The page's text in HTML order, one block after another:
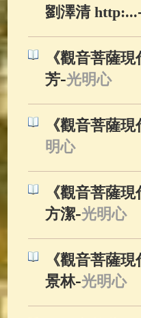
劉澤清 http:...
《觀音菩薩
芳-光明心
《觀音菩薩
明心
《觀音菩薩
方潔-光明心
《觀音菩薩
景林-光明心